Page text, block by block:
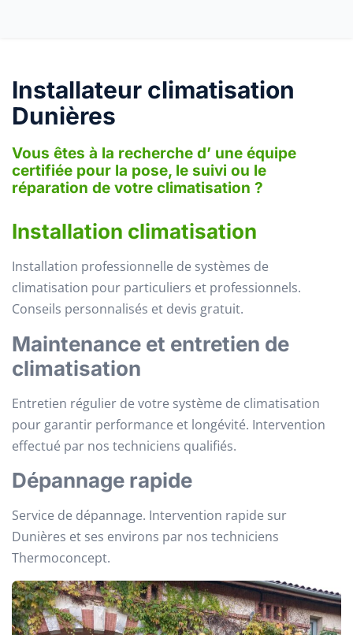
Installateur climatisation
Dunières
Vous êtes à la recherche d’ une équipe
certifiée pour la pose, le suivi ou le
réparation de votre climatisation ?
Installation climatisation
Installation professionnelle de systèmes de
climatisation pour particuliers et professionnels.
Conseils personnalisés et devis gratuit.
Maintenance et entretien de
climatisation
Entretien régulier de votre système de climatisation
pour garantir performance et longévité. Intervention
effectué par nos techniciens qualifiés.
Dépannage rapide
Service de dépannage. Intervention rapide sur
Dunières et ses environs par nos techniciens
Thermoconcept.